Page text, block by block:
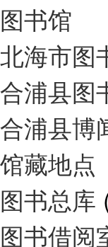
图书馆
北海市图
合浦县图
合浦县博
馆藏地点
图书总库
图书借阅